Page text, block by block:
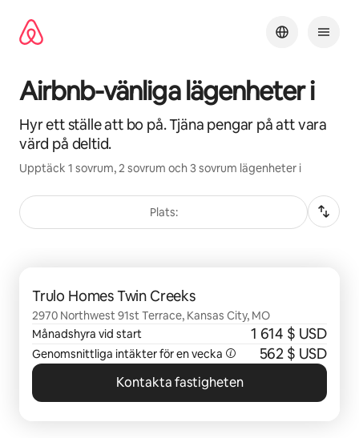
innehåll
Airbnb-vänliga lägenheter i
Hyr ett ställe att bo på. Tjäna pengar på att vara
värd på deltid.
Upptäck 1 sovrum, 2 sovrum och 3 sovrum lägenheter i
Plats:
Trulo Homes Twin Creeks
2970 Northwest 91st Terrace, Kansas City, MO
Månadshyra vid start
1 614 $ USD
Genomsnittliga intäkter för en vecka 562 $ USD
Kontakta fastigheten